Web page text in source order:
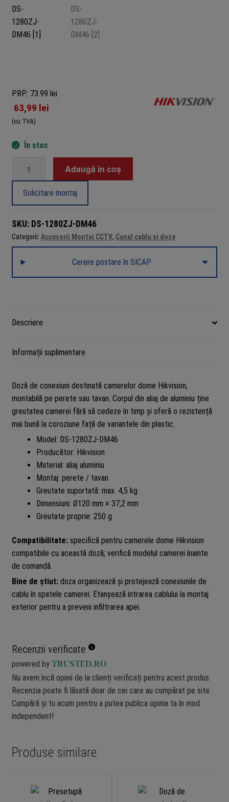
PRP: 73.99 lei
63,99 lei
(cu TVA)
În stoc
conexiuni
dome,
aliaj
Ø120
mm,
1280ZJ-
Adaugă în coș
Solicitare montaj
SKU: DS-1280ZJ-DM46
Categorii: Accesorii Montaj CCTV, Canal cablu si doze
Cerere postare în SICAP
Descriere
Informații suplimentare
Doză de conexiuni destinată camerelor dome Hikvision,
montabilă pe perete sau tavan. Corpul din aliaj de aluminiu ține
greutatea camerei fără să cedeze în timp și oferă o rezistență
mai bună la coroziune față de variantele din plastic.
Model: DS-1280ZJ-DM46
Producător: Hikvision
Material: aliaj aluminiu
Montaj: perete / tavan
Greutate suportată: max. 4,5 kg
Dimensiuni: Ø120 mm × 37,2 mm
Greutate proprie: 250 g
Compatibilitate:specifică pentru camerele dome Hikvision
compatibile cu această doză; verifică modelul camerei înainte
de comandă.
Bine de știut:doza organizează și protejează conexiunile de
cablu în spatele camerei. Etanșează intrarea cablului la montaj
exterior pentru a preveni infiltrarea apei.
Recenzii verificate
powered by TRUSTED.RO
Nu avem încă opinii de la clienți verificați pentru acest produs.
Recenzia poate fi lăsată doar de cei care au cumpărat pe site.
Cumpără și tu acum pentru a putea publica opinia ta în mod
independent!
Produse similare